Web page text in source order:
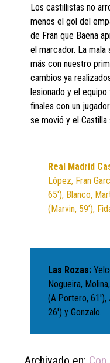
Los castillistas no
menos el gol del
de Fran que Baena
el marcador. La mala
más con nuestro
cambios ya
lesionado y el
finales con un
se movió y el Castilla
Real Madrid
López, Fran
65′), Blanco,
(Marvin, 59’),
Las Rozas:
Nogueira,
(A.Portero, 61′),
26′) y Gonzalo.